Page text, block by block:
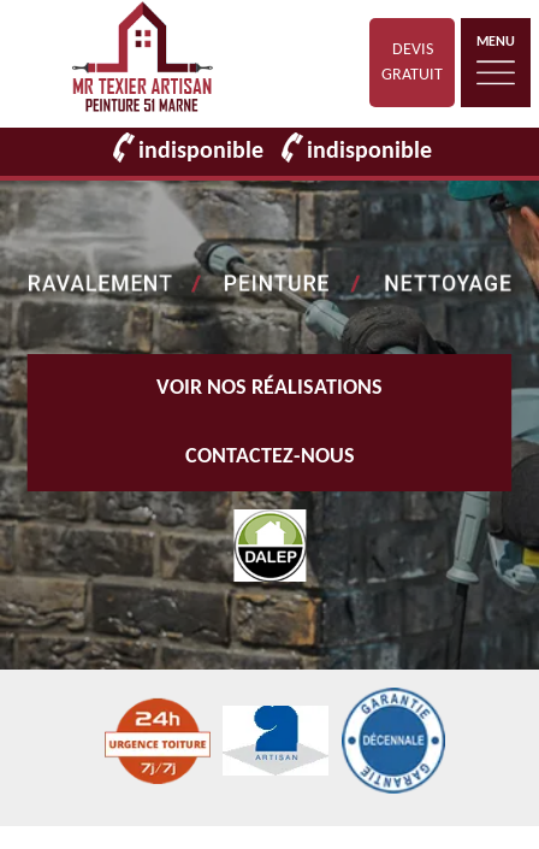
DEVIS
GRATUIT
MENU
indisponible indisponible
VOIR NOS RÉALISATIONS
CONTACTEZ-NOUS